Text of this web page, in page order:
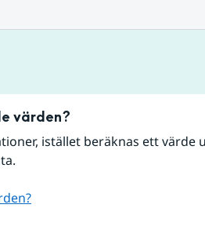
värden?
istället beräknas ett värde